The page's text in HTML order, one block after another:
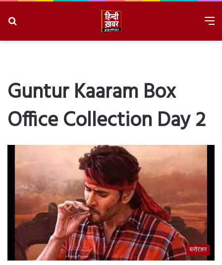
Guntur Kaaram Box
Office Collection Day 2
मनोरंजन